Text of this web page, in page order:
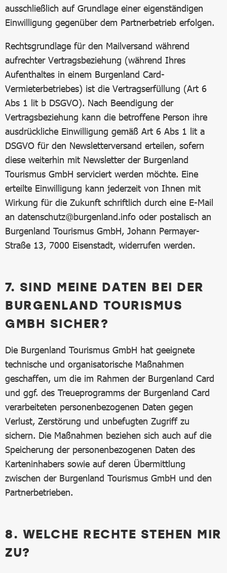
ausschließlich auf Grundlage einer eigenständigen
Einwilligung gegenüber dem Partnerbetrieb erfolgen.
Rechtsgrundlage für den Mailversand während
aufrechter Vertragsbeziehung (während Ihres
Aufenthaltes in einem Burgenland Card-
Vermieterbetriebes) ist die Vertragserfüllung (Art 6
Abs 1 lit b DSGVO). Nach Beendigung der
Vertragsbeziehung kann die betroffene Person ihre
ausdrückliche Einwilligung gemäß Art 6 Abs 1 lit a
DSGVO für den Newsletterversand erteilen, sofern
diese weiterhin mit Newsletter der Burgenland
Tourismus GmbH serviciert werden möchte. Eine
erteilte Einwilligung kann jederzeit von Ihnen mit
Wirkung für die Zukunft schriftlich durch eine E-Mail
an datenschutz@burgenland.info oder postalisch an
Burgenland Tourismus GmbH, Johann Permayer-
Straße 13, 7000 Eisenstadt, widerrufen werden.
7. SIND MEINE DATEN BEI DER
BURGENLAND TOURISMUS
GMBH SICHER?
Die Burgenland Tourismus GmbH hat geeignete
technische und organisatorische Maßnahmen
geschaffen, um die im Rahmen der Burgenland Card
und ggf. des Treueprogramms der Burgenland Card
verarbeiteten personenbezogenen Daten gegen
Verlust, Zerstörung und unbefugten Zugriff zu
sichern. Die Maßnahmen beziehen sich auch auf die
Speicherung der personenbezogenen Daten des
Karteninhabers sowie auf deren Übermittlung
zwischen der Burgenland Tourismus GmbH und den
Partnerbetrieben.
8. WELCHE RECHTE STEHEN MIR
ZU?